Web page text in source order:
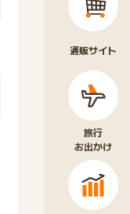
通販サイト
旅行
お出かけ